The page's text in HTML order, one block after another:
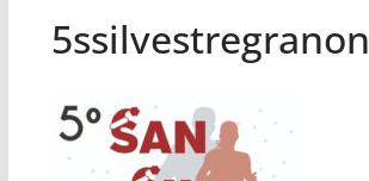
5ssilvestregranon